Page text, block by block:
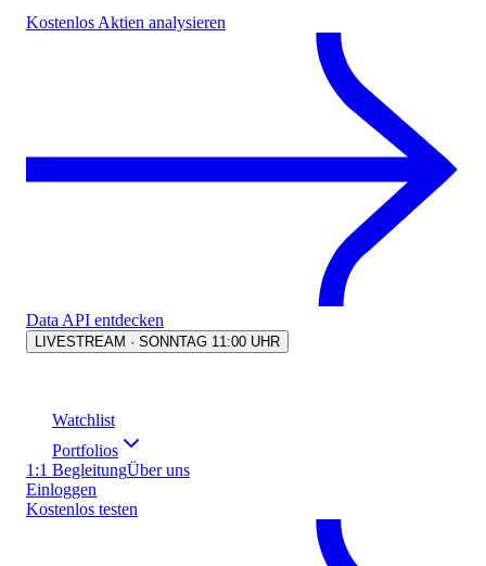
Kostenlos Aktien analysieren
Data API entdecken
LIVESTREAM · SONNTAG 11:00 UHR
Watchlist
Portfolios
1:1 BegleitungÜber uns
Einloggen
Kostenlos testen